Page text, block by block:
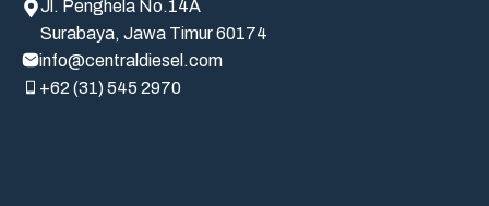
Jl. Penghela No.14A
Surabaya, Jawa Timur 60174
info@centraldiesel.com
+62 (31) 545 2970